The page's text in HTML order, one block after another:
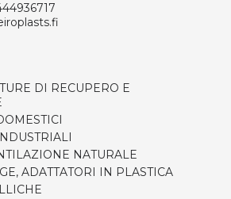
DI RECUPERO E
NATURALE
ADATTATORI IN PLASTICA